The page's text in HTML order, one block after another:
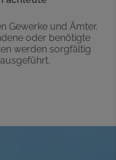
Gewerke und Ämter.
oder benötigte
werden sorgfältig